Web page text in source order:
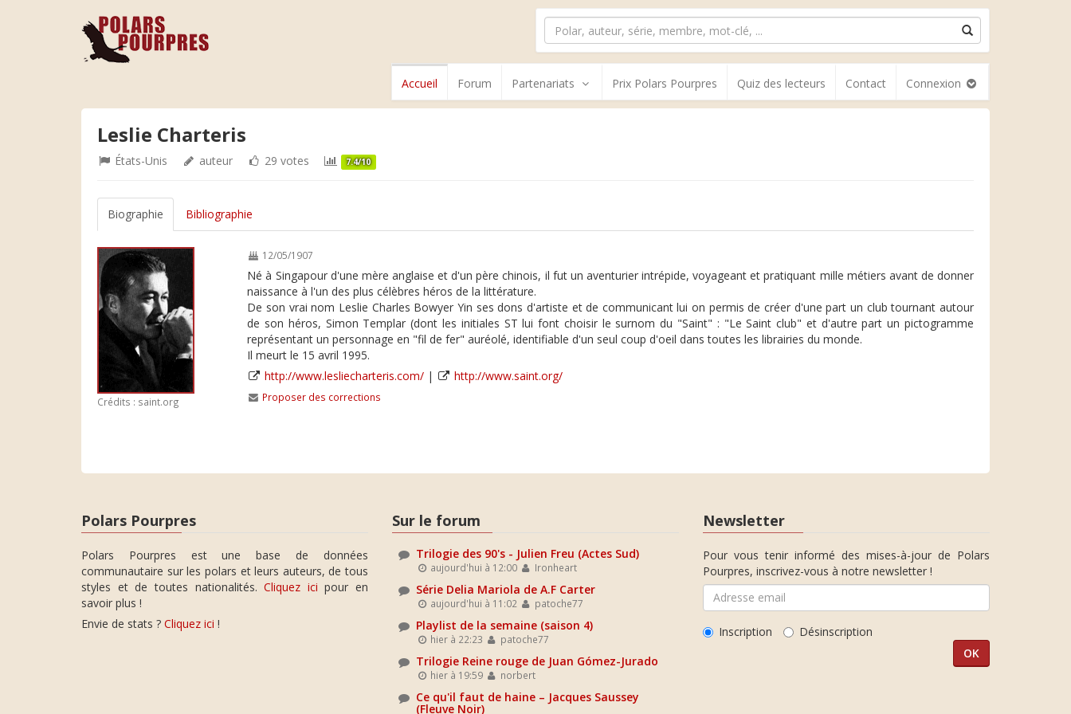
Accueil Forum Partenariats Prix Polars Pourpres Quiz des lecteurs Contact Connexion
Leslie Charteris
États-Unis auteur 29 votes 7.4/10
Biographie Bibliographie
Crédits : saint.org
12/05/1907
Né à Singapour d'une mère anglaise et d'un père chinois, il fut un aventurier intrépide, voyageant et pratiquant mille métiers avant de donner
naissance à l'un des plus célèbres héros de la littérature.
De son vrai nom Leslie Charles Bowyer Yin ses dons d'artiste et de communicant lui on permis de créer d'une part un club tournant autour
de son héros, Simon Templar (dont les initiales ST lui font choisir le surnom du "Saint" : "Le Saint club" et d'autre part un pictogramme
représentant un personnage en "fil de fer" auréolé, identifiable d'un seul coup d'oeil dans toutes les librairies du monde.
Il meurt le 15 avril 1995.
http://www.lesliecharteris.com/ | http://www.saint.org/
Proposer des corrections
Polars Pourpres
Polars Pourpres est une base de données
communautaire sur les polars et leurs auteurs, de tous
styles et de toutes nationalités.Cliquez ici pour en
savoir plus !
Envie de stats ? Cliquez ici !
Sur le forum
Trilogie des 90's - Julien Freu (Actes Sud)
aujourd'hui à 12:00 Ironheart
Série Delia Mariola de A.F Carter
aujourd'hui à 11:02 patoche77
Playlist de la semaine (saison 4)
hier à 22:23 patoche77
Trilogie Reine rouge de Juan Gómez-Jurado
hier à 19:59 norbert
Ce qu'il faut de haine – Jacques Saussey
(Fleuve Noir)
Newsletter
Pour vous tenir informé des mises-à-jour de Polars
Pourpres, inscrivez-vous à notre newsletter !
Inscription Désinscription